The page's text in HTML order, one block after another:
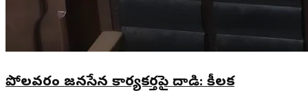
పోలవరం జనసేన కార్యకర్తపై దాడి: కీలక